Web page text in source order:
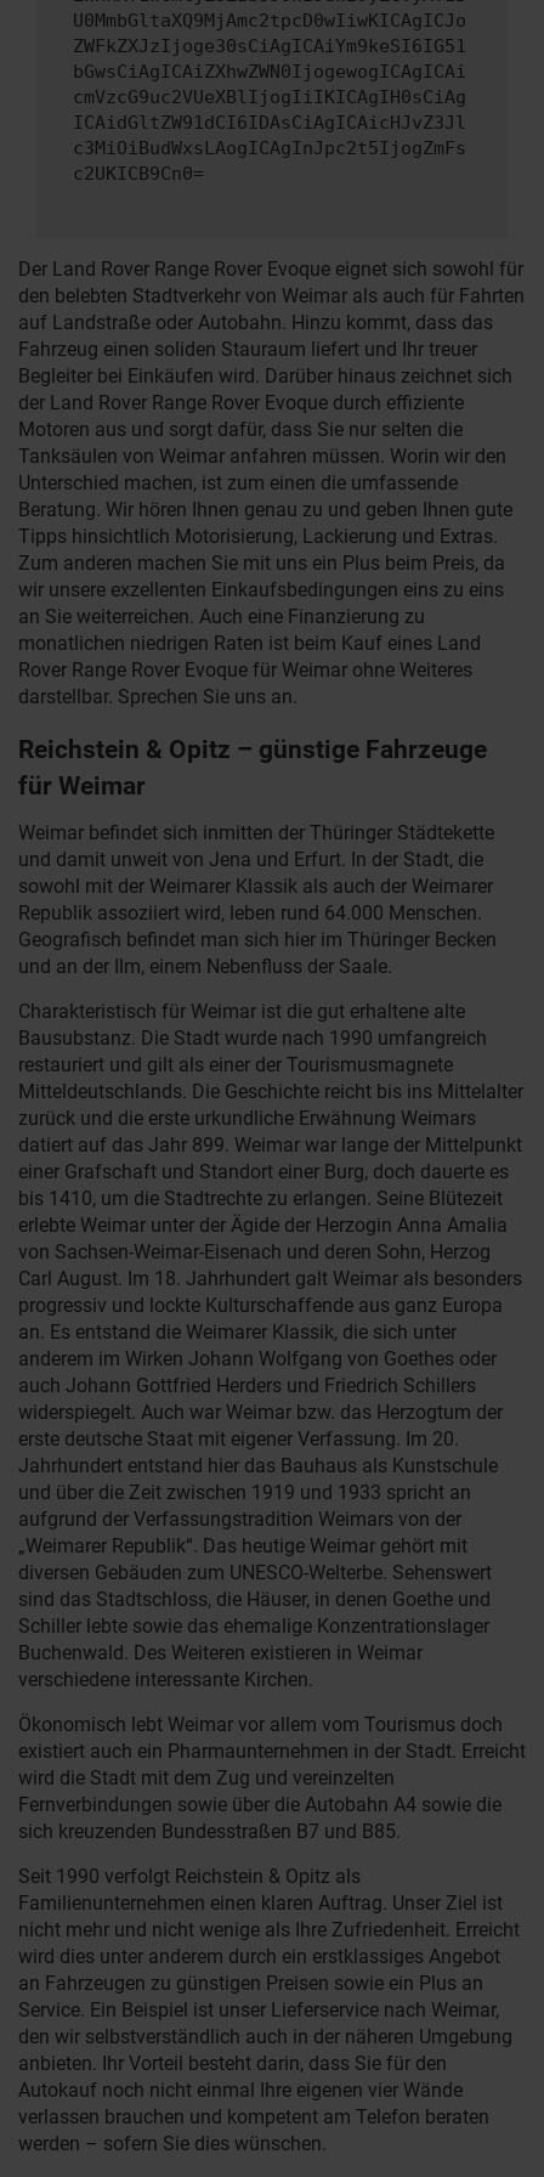
U0MmbGltaXQ9MjAmc2tpcD0wIiwKICAgICJo
ZWFkZXJzIjoge30sCiAgICAiYm9keSI6IG51
bGwsCiAgICAiZXhwZWN0IjogewogICAgICAi
cmVzcG9uc2VUeXBlIjogIiIKICAgIH0sCiAg
ICAidGltZW91dCI6IDAsCiAgICAicHJvZ3Jl
c3MiOiBudWxsLAogICAgInJpc2t5IjogZmFs
c2UKICB9Cn0=
Der Land Rover Range Rover Evoque eignet sich sowohl für
den belebten Stadtverkehr von Weimar als auch für Fahrten
auf Landstraße oder Autobahn. Hinzu kommt, dass das
Fahrzeug einen soliden Stauraum liefert und Ihr treuer
Begleiter bei Einkäufen wird. Darüber hinaus zeichnet sich
der Land Rover Range Rover Evoque durch effiziente
Motoren aus und sorgt dafür, dass Sie nur selten die
Tanksäulen von Weimar anfahren müssen. Worin wir den
Unterschied machen, ist zum einen die umfassende
Beratung. Wir hören Ihnen genau zu und geben Ihnen gute
Tipps hinsichtlich Motorisierung, Lackierung und Extras.
Zum anderen machen Sie mit uns ein Plus beim Preis, da
wir unsere exzellenten Einkaufsbedingungen eins zu eins
an Sie weiterreichen. Auch eine Finanzierung zu
monatlichen niedrigen Raten ist beim Kauf eines Land
Rover Range Rover Evoque für Weimar ohne Weiteres
darstellbar. Sprechen Sie uns an.
Reichstein & Opitz – günstige Fahrzeuge
für Weimar
Weimar befindet sich inmitten der Thüringer Städtekette
und damit unweit von Jena und Erfurt. In der Stadt, die
sowohl mit der Weimarer Klassik als auch der Weimarer
Republik assoziiert wird, leben rund 64.000 Menschen.
Geografisch befindet man sich hier im Thüringer Becken
und an der Ilm, einem Nebenfluss der Saale.
Charakteristisch für Weimar ist die gut erhaltene alte
Bausubstanz. Die Stadt wurde nach 1990 umfangreich
restauriert und gilt als einer der Tourismusmagnete
Mitteldeutschlands. Die Geschichte reicht bis ins Mittelalter
zurück und die erste urkundliche Erwähnung Weimars
datiert auf das Jahr 899. Weimar war lange der Mittelpunkt
einer Grafschaft und Standort einer Burg, doch dauerte es
bis 1410, um die Stadtrechte zu erlangen. Seine Blütezeit
erlebte Weimar unter der Ägide der Herzogin Anna Amalia
von Sachsen-Weimar-Eisenach und deren Sohn, Herzog
Carl August. Im 18. Jahrhundert galt Weimar als besonders
progressiv und lockte Kulturschaffende aus ganz Europa
an. Es entstand die Weimarer Klassik, die sich unter
anderem im Wirken Johann Wolfgang von Goethes oder
auch Johann Gottfried Herders und Friedrich Schillers
widerspiegelt. Auch war Weimar bzw. das Herzogtum der
erste deutsche Staat mit eigener Verfassung. Im 20.
Jahrhundert entstand hier das Bauhaus als Kunstschule
und über die Zeit zwischen 1919 und 1933 spricht an
aufgrund der Verfassungstradition Weimars von der
„Weimarer Republik“. Das heutige Weimar gehört mit
diversen Gebäuden zum UNESCO-Welterbe. Sehenswert
sind das Stadtschloss, die Häuser, in denen Goethe und
Schiller lebte sowie das ehemalige Konzentrationslager
Buchenwald. Des Weiteren existieren in Weimar
verschiedene interessante Kirchen.
Ökonomisch lebt Weimar vor allem vom Tourismus doch
existiert auch ein Pharmaunternehmen in der Stadt. Erreicht
wird die Stadt mit dem Zug und vereinzelten
Fernverbindungen sowie über die Autobahn A4 sowie die
sich kreuzenden Bundesstraßen B7 und B85.
Seit 1990 verfolgt Reichstein & Opitz als
Familienunternehmen einen klaren Auftrag. Unser Ziel ist
nicht mehr und nicht wenige als Ihre Zufriedenheit. Erreicht
wird dies unter anderem durch ein erstklassiges Angebot
an Fahrzeugen zu günstigen Preisen sowie ein Plus an
Service. Ein Beispiel ist unser Lieferservice nach Weimar,
den wir selbstverständlich auch in der näheren Umgebung
anbieten. Ihr Vorteil besteht darin, dass Sie für den
Autokauf noch nicht einmal Ihre eigenen vier Wände
verlassen brauchen und kompetent am Telefon beraten
werden – sofern Sie dies wünschen.